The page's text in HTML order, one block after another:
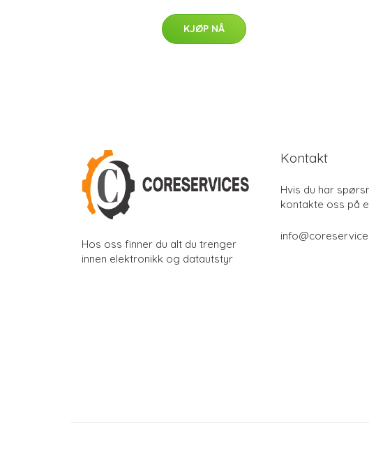
KJØP NÅ
Hos oss finner du alt du trenger
innen elektronikk og datautstyr
Kontakt
Hvis du har
kontakte oss på